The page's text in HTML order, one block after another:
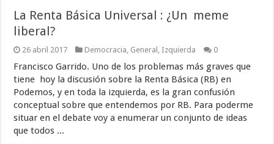
La Renta Básica Universal : ¿Un meme
liberal?
26 abril 2017 Democracia, General , Izquierda 0
Francisco Garrido. Uno de los problemas más graves que
tiene hoy la discusión sobre la Renta Básica (RB) en
Podemos, y en toda la izquierda, es la gran confusión
conceptual sobre que entendemos por RB. Para poderme
situar en el debate voy a enumerar un conjunto de ideas
que todos ...